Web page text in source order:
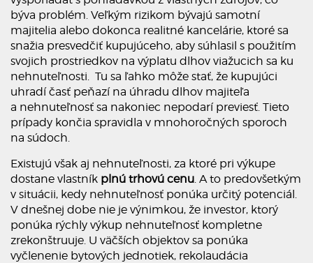
býva problém. Veľkým rizikom bývajú samotní
majitelia alebo dokonca realitné kancelárie, ktoré sa
snažia presvedčiť kupujúceho, aby súhlasil s použitím
svojich prostriedkov na výplatu dlhov viažucich sa ku
nehnuteľnosti. Tu sa ľahko môže stať, že kupujúci
uhradí časť peňazí na úhradu dlhov majiteľa
a nehnuteľnosť sa nakoniec nepodarí previesť. Tieto
prípady končia spravidla v mnohoročných sporoch
na súdoch.
Existujú však aj nehnuteľnosti, za ktoré pri výkupe
dostane vlastník plnú trhovú cenu . A to predovšetkým
v situácii, kedy nehnuteľnosť ponúka určitý potenciál.
V dnešnej dobe nie je výnimkou, že investor, ktorý
ponúka rýchly výkup nehnuteľnosť kompletne
zrekonštruuje. U väčších objektov sa ponúka
vyčlenenie bytových jednotiek, rekolaudácia